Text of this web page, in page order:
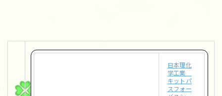
日本理化
学工業
キットパ
スフォー